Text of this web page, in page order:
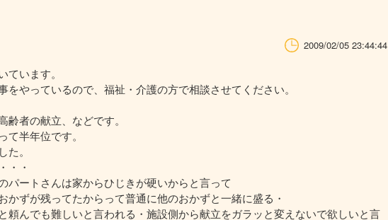
2009/02/05 23:44:44
います。
をやっているので、福祉・介護の方で相談させてください。
者の献立、などです。
半年位です。
。
・・
パートさんは家からひじきが硬いからと言って
かずが残ってたからって普通に他のおかずと一緒に盛る・
頼んでも難しいと言われる・施設側から献立をガラッと変えないで欲しいと言